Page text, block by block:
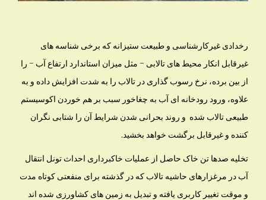
رخدادی غیرکارشناسی و طبیعت ستیزانه که برخی شناسه های
غیرقابل انکار محیط های تالابی – مثل میزان استاندارد ارتفاع آب – را
از بین برده، نرخ رسوب گذاری در تالاب را به شدت افزایش داده و به
علاوه، ورود رودخانه ای آب به چغاخور سبب بر هم خوردن اکوسیستم
طبیعی تالاب شده و روند بحرانی شدن شرایط آن را شتابی نگران
کننده و غیرقابل برگشت خواهد بخشید.
تخلیه صدها تن خاک حاصل از عملیات خاکبرداری احداث تونل انتقال
آب در مرغزارهای حاشیه تالاب که در گذشته برای منفعتی کوتاه مدت
و موقت تغییر کاربری یافته و تبدیل به زمین های کشاورزی شده اند